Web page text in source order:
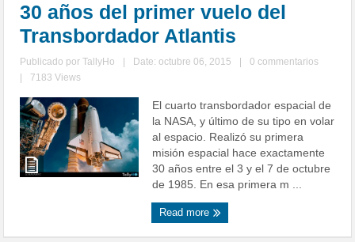
30 años del primer vuelo del
Transbordador Atlantis
Publicado porTallyHo Date: octubre 06, 2015
0 commentarios
7183 Views
El cuarto transbordador espacial de
la NASA, y último de su tipo en volar
al espacio. Realizó su primera
misión espacial hace exactamente
30 años entre el 3 y el 7 de octubre
de 1985. En esa primera m ...
Read more